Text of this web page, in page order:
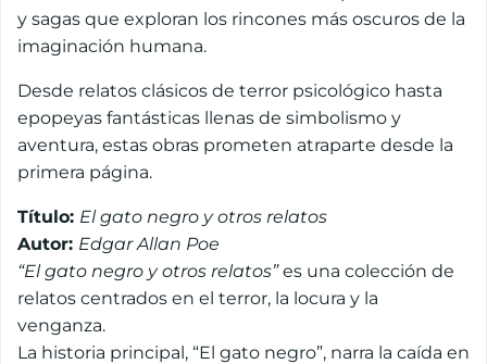
y sagas que exploran los rincones más oscuros de la
imaginación humana.
Desde relatos clásicos de terror psicológico hasta
epopeyas fantásticas llenas de simbolismo y
aventura, estas obras prometen atraparte desde la
primera página.
Título: El gato negro y otros relatos
Autor: Edgar Allan Poe
“El gato negro y otros relatos”es una colección de
relatos centrados en el terror, la locura y la
venganza.
La historia principal, “El gato negro”, narra la caída en